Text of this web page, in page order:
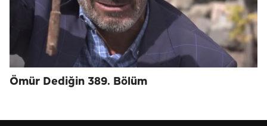
Ömür Dediğin 389. Bölüm